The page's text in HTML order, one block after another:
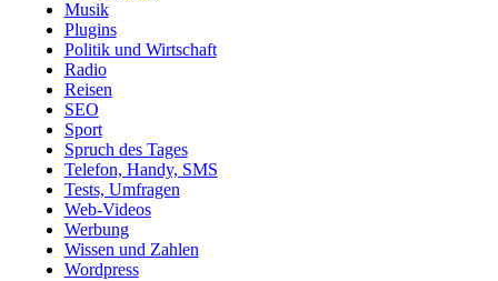
Musik
Plugins
Politik und Wirtschaft
Radio
Reisen
SEO
Sport
Spruch des Tages
Telefon, Handy, SMS
Tests, Umfragen
Web-Videos
Werbung
Wissen und Zahlen
Wordpress